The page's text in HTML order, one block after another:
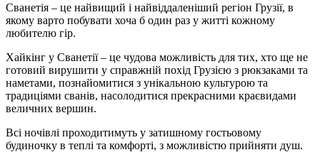
Сванетія – це найвищий і найвіддаленіший регіон Грузії, в
якому варто побувати хоча б один раз у житті кожному
любителю гір.
Хайкінг у Сванетії – це чудова можливість для тих, хто ще не
готовий вирушити у справжній похід Грузією з рюкзаками та
наметами, познайомитися з унікальною культурою та
традиціями сванів, насолодитися прекрасними краєвидами
величних вершин.
Всі ночівлі проходитимуть у затишному гостьовому
будиночку в теплі та комфорті, з можливістю прийняти душ.